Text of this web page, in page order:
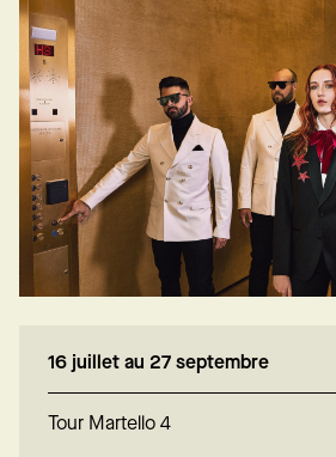
16 juillet au 27 septembre
Tour Martello 4